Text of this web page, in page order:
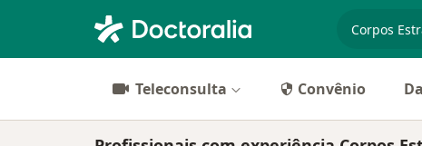
Teleconsulta Convênio